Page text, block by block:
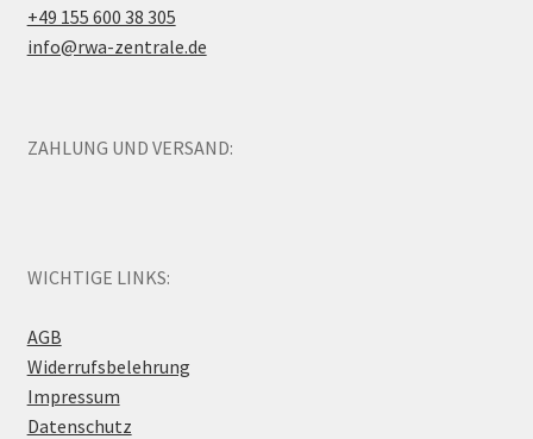
+49 155 600 38 305
info@rwa-zentrale.de
ZAHLUNG UND VERSAND:
WICHTIGE LINKS:
AGB
Widerrufsbelehrung
Impressum
Datenschutz